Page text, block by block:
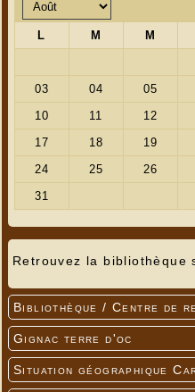
Retrouvez la
Bibliothèque / Centre de
Gignac terre d'oc
Situation géographique